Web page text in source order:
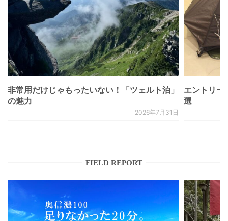
非常用だけじゃもったいない！「ツェルト泊」
の魅力
2026年7月31日
エントリー
選
FIELD REPORT